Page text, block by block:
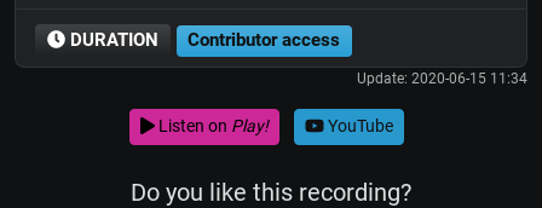
DURATION Contributor access
Update: 2020-06-15 11:34
Listen on Play! YouTube
Do you like this recording?